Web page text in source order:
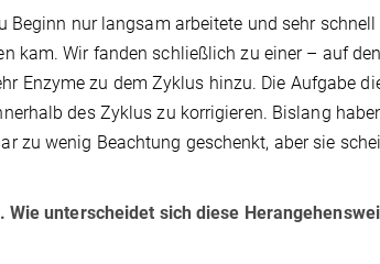
Beginn nur langsam arbeitete und sehr
kam. Wir fanden schließlich zu einer – auf
Enzyme zu dem Zyklus hinzu. Die Aufgabe
des Zyklus zu korrigieren. Bislang
zu wenig Beachtung geschenkt, aber sie
unterscheidet sich diese